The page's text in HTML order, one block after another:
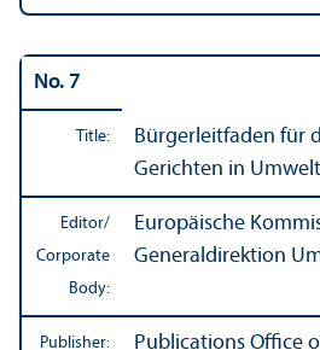
No. 7
Title:
Bürgerleitfaden für
Gerichten in
Editor/
Corporate
Body:
Europäische
Generaldirektion
Publisher: Publications Office